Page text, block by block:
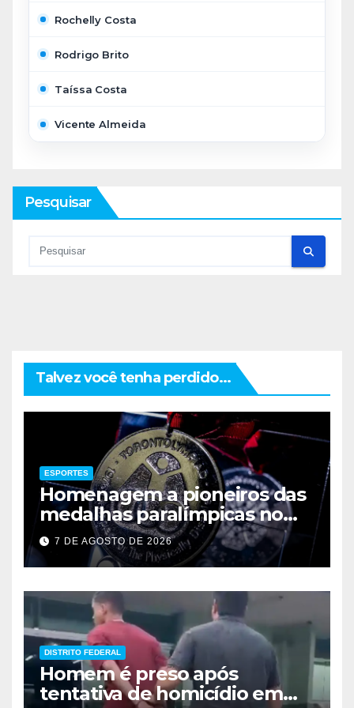
Rochelly Costa
Rodrigo Brito
Taíssa Costa
Vicente Almeida
Pesquisar
Talvez você tenha perdido...
ESPORTES
Homenagem a pioneiros das
medalhas paralímpicas no
Brasil
7 DE AGOSTO DE 2026
DISTRITO FEDERAL
Homem é preso após
tentativa de homicídio em